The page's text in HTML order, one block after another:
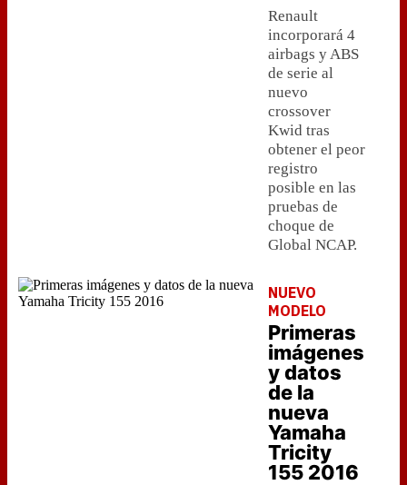
Renault
incorporará 4
airbags y ABS
de serie al
nuevo
crossover
Kwid tras
obtener el peor
registro
posible en las
pruebas de
choque de
Global NCAP.
NUEVO
MODELO
Primeras
imágenes
y datos
de la
nueva
Yamaha
Tricity
155 2016